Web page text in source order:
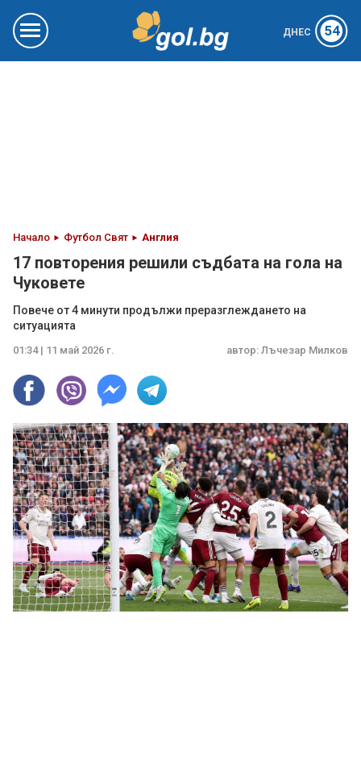
ДНЕС 54
Начало Футбол Свят Англия
17 повторения решили съдбата на гола на
Чуковете
Повече от 4 минути продължи преразглеждането на
ситуацията
01:34 | 11 май 2026 г. автор: Лъчезар Милков